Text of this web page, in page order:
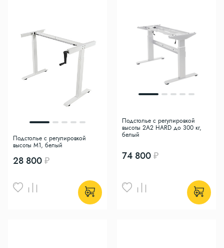
28 800
Подстолье с регулировкой
высоты M1, белый
74 800
Подстолье с регулировкой
высоты 2A2 HARD до 300 кг,
белый